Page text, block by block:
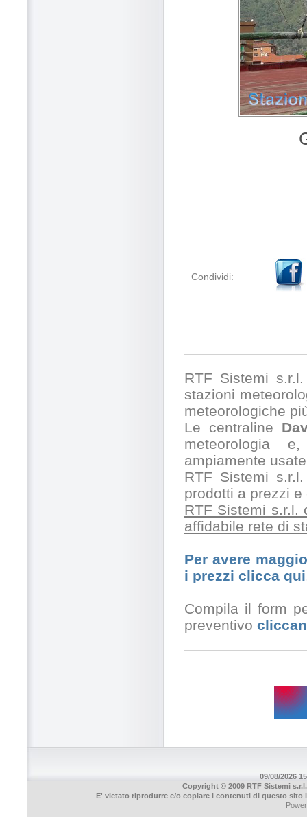
Condividi:
RTF Sistemi
stazioni
meteorologiche
Le centraline
meteorologia
ampiamente
RTF Sistemi
prodotti a prezzi
RTF Sistemi s.r.l.
affidabile rete di
Per avere
i prezzi clicca qui
Compila il form
preventivo
09/08/2026
Copyright © 2009 RTF Sistemi
E' vietato riprodurre e/o copiare i contenuti di questo